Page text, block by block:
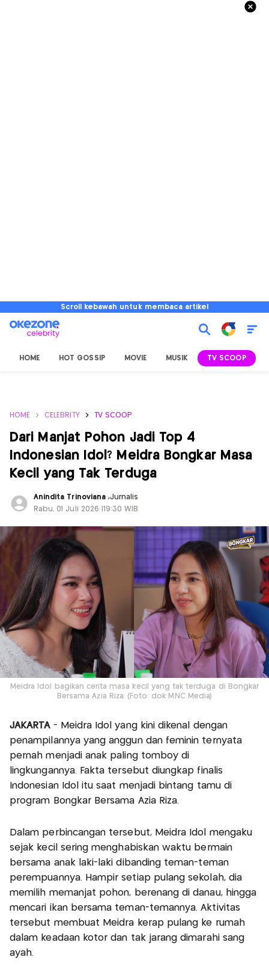
Scroll kebawah untuk membaca artikel
HOME HOT GOSSIP MOVIE MUSIK TV SCOOP
HOME CELEBRITY TV SCOOP
Dari Manjat Pohon Jadi Top 4
Indonesian Idol? Meidra Bongkar Masa
Kecil yang Tak Terduga
Anindita Trinoviana ,Jurnalis
Rabu, 01 Juli 2026 |19:30 WIB
Meidra Idol bagikan cerita masa kecil yang tak terduga di Bongkar
Bersama Azia Riza. (Foto: dok MNC Media)
JAKARTA- Meidra Idol yang kini dikenal dengan
penampilannya yang anggun dan feminin ternyata
pernah menjadi anak paling tomboy di
lingkungannya. Fakta tersebut diungkap finalis
Indonesian Idol itu saat menjadi bintang tamu di
program Bongkar Bersama Azia Riza.
Dalam perbincangan tersebut, Meidra Idol mengaku
sejak kecil sering menghabiskan waktu bermain
bersama anak laki-laki dibanding teman-teman
perempuannya. Hampir setiap pulang sekolah, dia
memilih memanjat pohon, berenang di danau, hingga
mencari ikan bersama teman-temannya. Aktivitas
tersebut membuat Meidra kerap pulang ke rumah
dalam keadaan kotor dan tak jarang dimarahi sang
ayah.